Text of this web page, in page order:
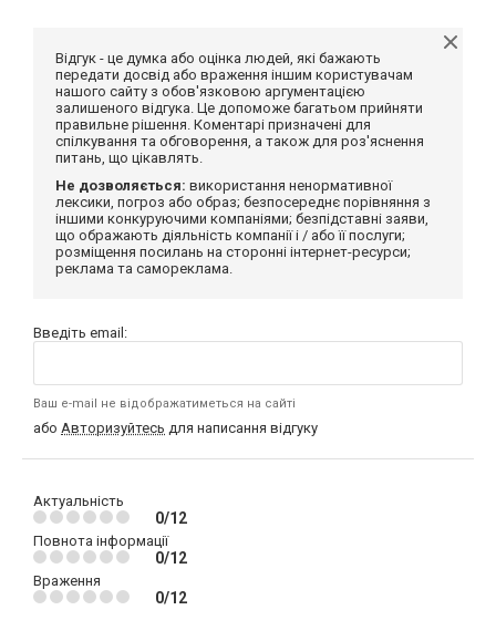
Відгук - це думка або оцінка людей, які бажають
передати досвід або враження іншим користувачам
нашого сайту з обов'язковою аргументацією
залишеного відгука. Це допоможе багатьом прийняти
правильне рішення. Коментарі призначені для
спілкування та обговорення, а також для роз'яснення
питань, що цікавлять.
Не дозволяється: використання ненормативної
лексики, погроз або образ; безпосереднє порівняння з
іншими конкуруючими компаніями; безпідставні заяви,
що ображають діяльність компанії і / або її послуги;
розміщення посилань на сторонні інтернет-ресурси;
реклама та самореклама.
Введіть email:
Ваш e-mail не відображатиметься на сайті
або Авторизуйтесь для написання відгуку
Актуальність
0/12
Повнота інформації
0/12
Враження
0/12